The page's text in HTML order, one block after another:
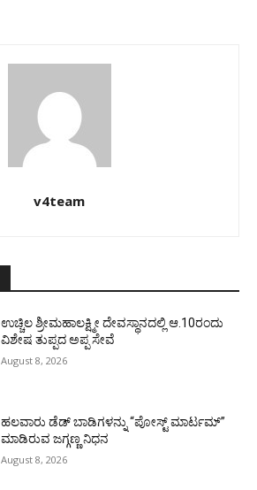
v4team
ಉಚ್ಚಿಲ ಶ್ರೀಮಹಾಲಕ್ಷ್ಮೀ ದೇವಸ್ಥಾನದಲ್ಲಿ ಆ.10ರಂದು
ವಿಶೇಷ ತುಪ್ಪದ ಅಪ್ಪ ಸೇವೆ
August 8, 2026
ಹಲವಾರು ಡೆಡ್ ಬಾಡಿಗಳನ್ನು “ಪೋಸ್ಟ್ ಮಾರ್ಟಮ್”
ಮಾಡಿರುವ ಜಗ್ಗಣ್ಣ ನಿಧನ
August 8, 2026